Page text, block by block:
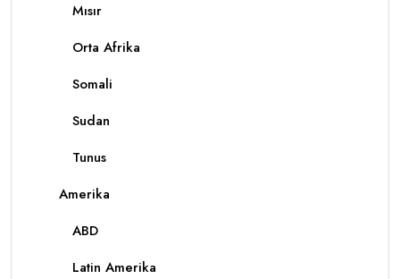
Mısır
Orta Afrika
Somali
Sudan
Tunus
Amerika
ABD
Latin Amerika